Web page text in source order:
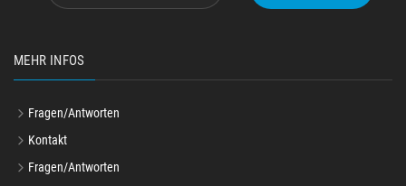
MEHR INFOS
Fragen/Antworten
Kontakt
Fragen/Antworten